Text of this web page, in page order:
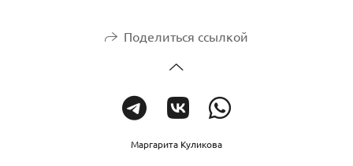
Поделиться ссылкой
Маргарита Куликова